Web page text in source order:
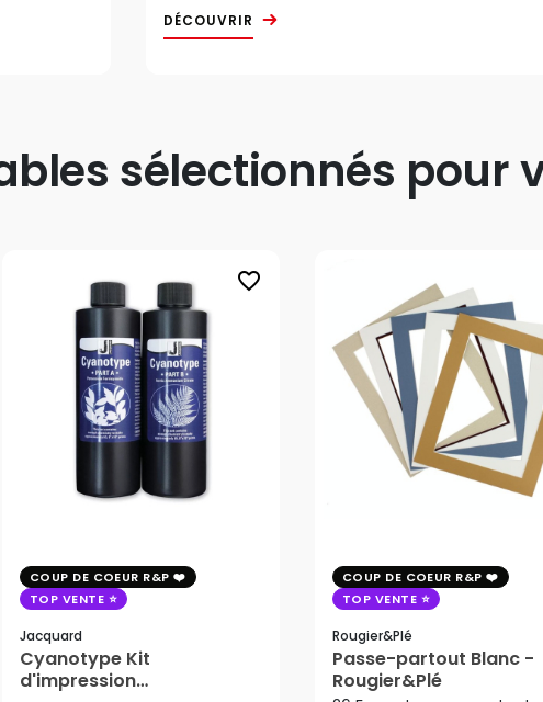
DÉCOUVRIR
sélectionnés pour
favorite_border
COUP DE COEUR R&P
TOP VENTE
Jacquard
Cyanotype Kit
d'impression
COUP DE COEUR R&P
TOP VENTE
Rougier&plé
Passe-partout Blanc -
Rougier&Plé